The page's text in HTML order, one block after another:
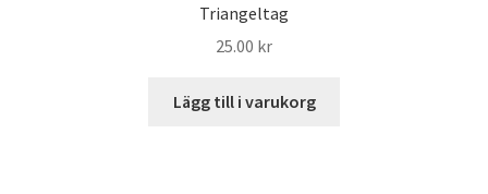
Triangeltag
25.00 kr
Lägg till i varukorg